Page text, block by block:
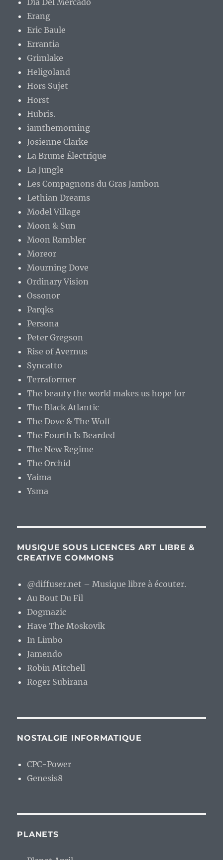
Dia Del Mercado
Erang
Eric Baule
Errantia
Grimlake
Heligoland
Hors Sujet
Horst
Hubris.
iamthemorning
Josienne Clarke
La Brume Électrique
La Jungle
Les Compagnons du Gras Jambon
Lethian Dreams
Model Village
Moon & Sun
Moon Rambler
Moreor
Mourning Dove
Ordinary Vision
Ossonor
Parqks
Persona
Peter Gregson
Rise of Avernus
Syncatto
Terraformer
The beauty the world makes us hope for
The Black Atlantic
The Dove & The Wolf
The Fourth Is Bearded
The New Regime
The Orchid
Yaima
Ysma
MUSIQUE SOUS LICENCES ART LIBRE &
CREATIVE COMMONS
@diffuser.net – Musique libre à écouter.
Au Bout Du Fil
Dogmazic
Have The Moskovik
In Limbo
Jamendo
Robin Mitchell
Roger Subirana
NOSTALGIE INFORMATIQUE
CPC-Power
Genesis8
PLANETS